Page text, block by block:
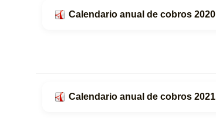
Calendario anual de cobros 2020
Calendario anual de cobros 2021